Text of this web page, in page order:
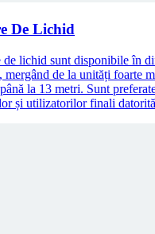
De Lichid
de lichid sunt disponibile în
mergând de la unități foarte
la 13 metri. Sunt
și utilizatorilor finali